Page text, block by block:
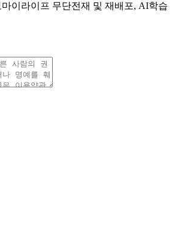
이라이프 무단전재 및 재배포, AI학습